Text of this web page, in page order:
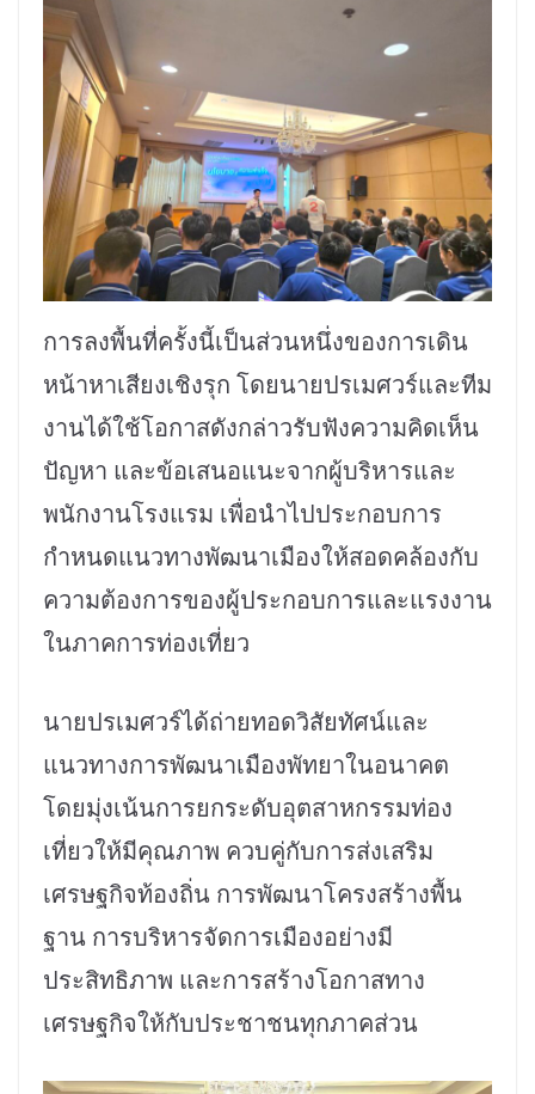
การลงพื้นที่ครั้งนี้เป็นส่วนหนึ่งของการเดิน
หน้าหาเสียงเชิงรุก โดยนายปรเมศวร์และทีม
งานได้ใช้โอกาสดังกล่าวรับฟังความคิดเห็น
ปัญหา และข้อเสนอแนะจากผู้บริหารและ
พนักงานโรงแรม เพื่อนำไปประกอบการ
กำหนดแนวทางพัฒนาเมืองให้สอดคล้องกับ
ความต้องการของผู้ประกอบการและแรงงาน
ในภาคการท่องเที่ยว
นายปรเมศวร์ได้ถ่ายทอดวิสัยทัศน์และ
แนวทางการพัฒนาเมืองพัทยาในอนาคต
โดยมุ่งเน้นการยกระดับอุตสาหกรรมท่อง
เที่ยวให้มีคุณภาพ ควบคู่กับการส่งเสริม
เศรษฐกิจท้องถิ่น การพัฒนาโครงสร้างพื้น
ฐาน การบริหารจัดการเมืองอย่างมี
ประสิทธิภาพ และการสร้างโอกาสทาง
เศรษฐกิจให้กับประชาชนทุกภาคส่วน